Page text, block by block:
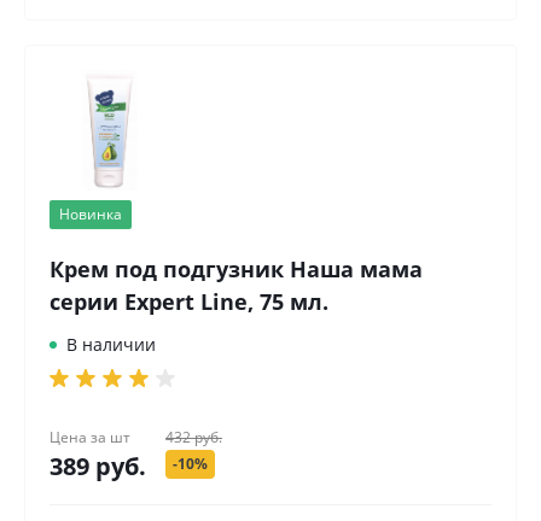
Новинка
Крем под подгузник Наша мама
серии Expert Line, 75 мл.
В наличии
Цена за шт
389 руб.
432 руб.
-10%